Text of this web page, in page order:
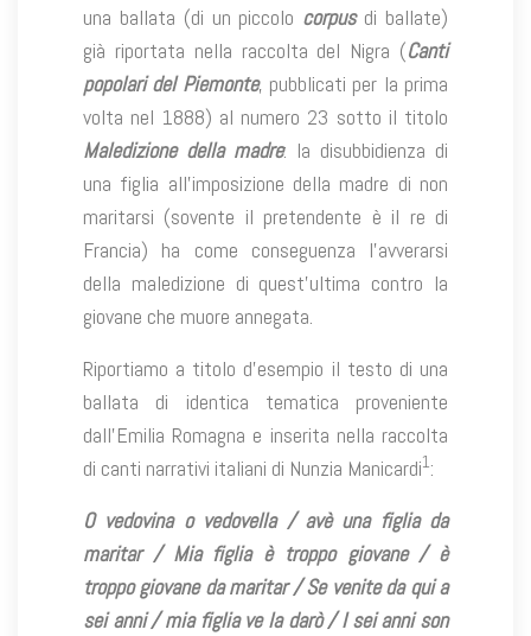
una ballata (di un piccolo corpusdi ballate)
già riportata nella raccolta del Nigra (Canti
popolari del Piemonte, pubblicati per la prima
volta nel 1888) al numero 23 sotto il titolo
Maledizione della madre: la disubbidienza di
una figlia all’imposizione della madre di non
maritarsi (sovente il pretendente è il re di
Francia) ha come conseguenza l’avverarsi
della maledizione di quest’ultima contro la
giovane che muore annegata.
Riportiamo a titolo d’esempio il testo di una
ballata di identica tematica proveniente
dall’Emilia Romagna e inserita nella raccolta
di canti narrativi italiani di Nunzia Manicardi1:
O vedovina o vedovella / avè una figlia da
maritar / Mia figlia è troppo giovane / è
troppo giovane da maritar / Se venite da qui a
sei anni / mia figlia ve la darò / I sei anni son